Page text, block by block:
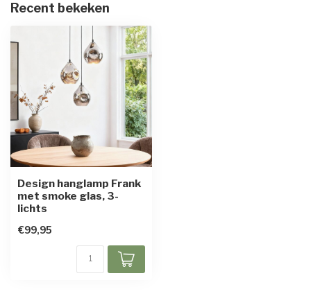
Recent bekeken
Design hanglamp Frank
met smoke glas, 3-
lichts
€99,95